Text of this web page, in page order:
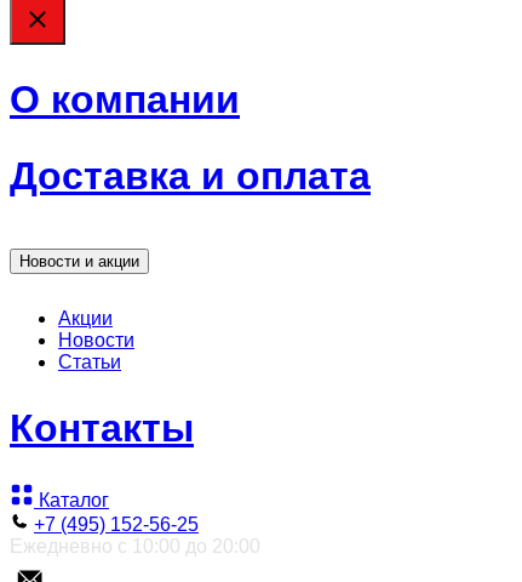
О компании
Доставка и оплата
Новости и акции
Акции
Новости
Статьи
Контакты
Каталог
+7 (495) 152-56-25
Ежедневно с 10:00 до 20:00